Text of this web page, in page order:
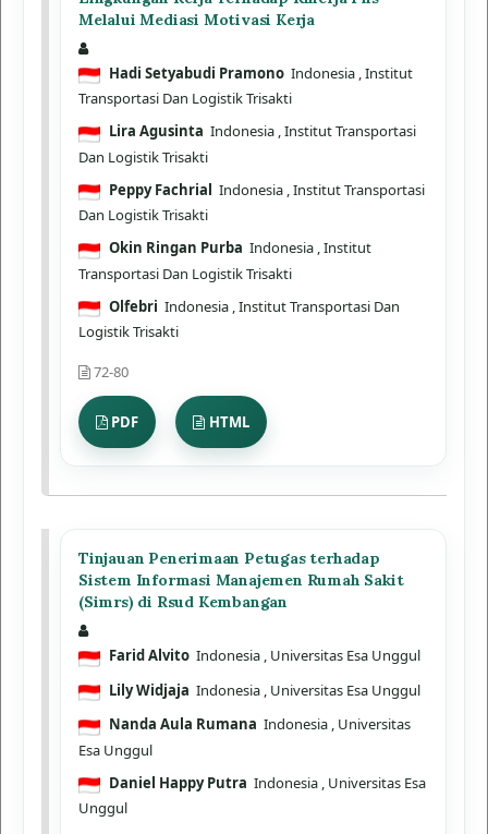
Melalui Mediasi Motivasi Kerja
Hadi Setyabudi Pramono Indonesia , Institut
Transportasi Dan Logistik Trisakti
Lira Agusinta Indonesia , Institut Transportasi
Dan Logistik Trisakti
Peppy Fachrial Indonesia , Institut Transportasi
Dan Logistik Trisakti
Okin Ringan Purba Indonesia , Institut
Transportasi Dan Logistik Trisakti
Olfebri Indonesia , Institut Transportasi Dan
Logistik Trisakti
72-80
PDF HTML
Tinjauan Penerimaan Petugas terhadap
Sistem Informasi Manajemen Rumah Sakit
(Simrs) di Rsud Kembangan
Farid Alvito Indonesia , Universitas Esa Unggul
Lily Widjaja Indonesia , Universitas Esa Unggul
Nanda Aula Rumana Indonesia , Universitas
Esa Unggul
Daniel Happy Putra Indonesia , Universitas Esa
Unggul